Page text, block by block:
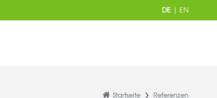
DE | EN
Startseite Referenzen